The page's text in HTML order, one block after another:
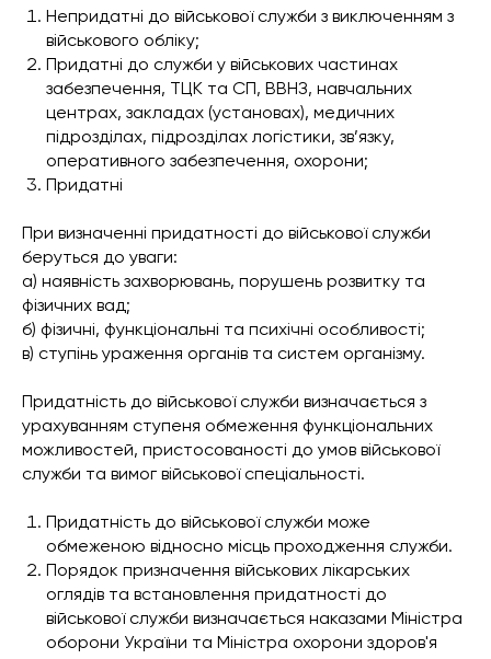
Непридатні до військової служби з виключенням з
військового обліку;
Придатні до служби у військових частинах
забезпечення, ТЦК та СП, ВВНЗ, навчальних
центрах, закладах (установах), медичних
підрозділах, підрозділах логістики, зв’язку,
оперативного забезпечення, охорони;
Придатні
При визначенні придатності до військової служби
беруться до уваги:
а) наявність захворювань, порушень розвитку та
фізичних вад;
б) фізичні, функціональні та психічні особливості;
в) ступінь ураження органів та систем організму.
Придатність до військової служби визначається з
урахуванням ступеня обмеження функціональних
можливостей, пристосованості до умов військової
служби та вимог військової спеціальності.
Придатність до військової служби може
обмеженою відносно місць проходження служби.
Порядок призначення військових лікарських
оглядів та встановлення придатності до
військової служби визначається наказами Міністра
оборони України та Міністра охорони здоров'я